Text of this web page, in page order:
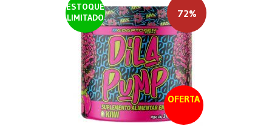
ESTOQUE
LIMITADO
OFERTA
72%